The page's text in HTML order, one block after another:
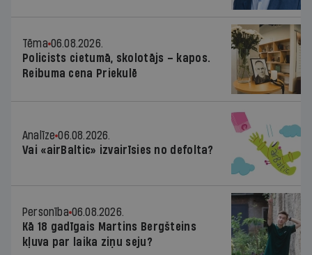
Tēma 06.08.2026.
Policists cietumā, skolotājs – kapos.
Reibuma cena Priekulē
Analīze 06.08.2026.
Vai «airBaltic» izvairīsies no defolta?
Personība 06.08.2026.
Kā 18 gadīgais Martins Bergšteins
kļuva par laika ziņu seju?